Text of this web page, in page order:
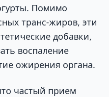
Помимо
транс-жиров, эти
добавки,
воспаление
ожирения органа.
частый прием